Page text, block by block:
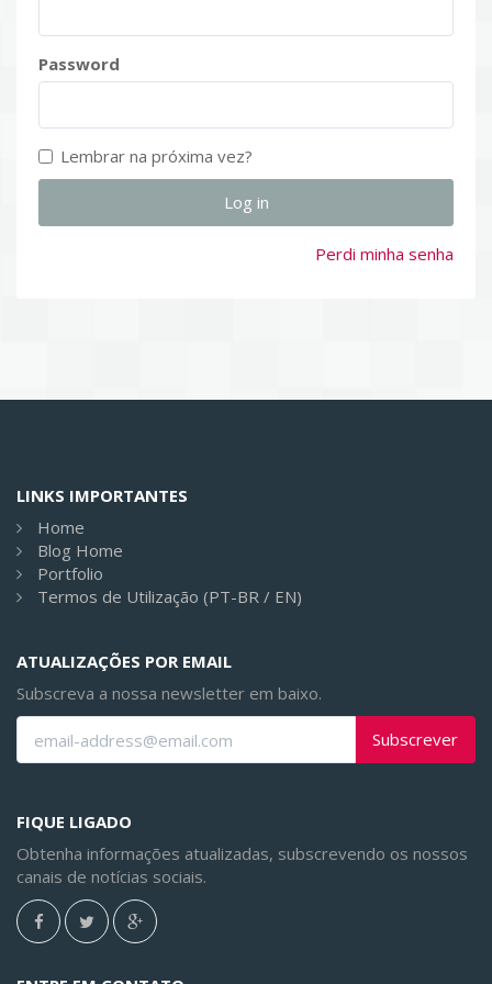
Password
Lembrar na próxima vez?
Perdi minha senha
LINKS IMPORTANTES
Home
Blog Home
Portfolio
Termos de Utilização (PT-BR / EN)
ATUALIZAÇÕES POR EMAIL
Subscreva a nossa newsletter em baixo.
Subscrever
FIQUE LIGADO
Obtenha informações atualizadas, subscrevendo os nossos
canais de notícias sociais.